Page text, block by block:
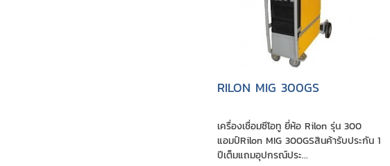
RILON MIG 300GS
เครื่องเชื่อมซีโอทู ยี่ห้อ Rilon รุ่น 300
แอมป์Rilon MIG 300GSสินค้ารับประกัน 1
ปีเต็มแถมอุปกรณ์ประ...